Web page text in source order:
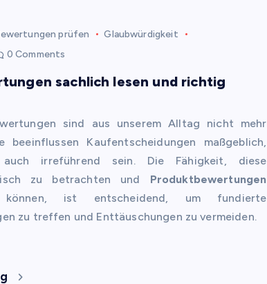
prüfen
Glaubwürdigkeit
0 Comments
sachlich lesen und richtig
sind aus unserem Alltag nicht mehr
beeinflussen Kaufentscheidungen maßgeblich,
irreführend sein. Die Fähigkeit, diese
zu betrachten und Produktbewertungen
ist entscheidend, um fundierte
zu treffen und Enttäuschungen zu vermeiden.